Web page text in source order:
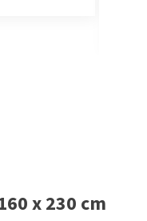
x 230 cm